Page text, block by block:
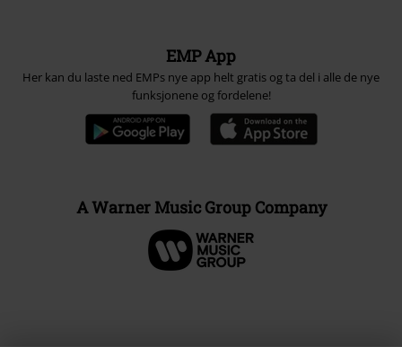
EMP App
Her kan du laste ned EMPs nye app helt gratis og ta del i alle de nye
funksjonene og fordelene!
A Warner Music Group Company